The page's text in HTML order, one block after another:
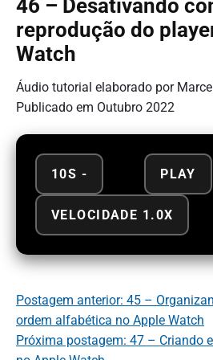
46 – Desativando
reprodução do
Watch
Áudio tutorial elaborado por
Publicado em Outubro 2022
10S - PLAY
VELOCIDADE 1.0X
Postagem anterior: 45 –
ordem alfabética no Apple Watch
Próxima postagem: 47 – Criando